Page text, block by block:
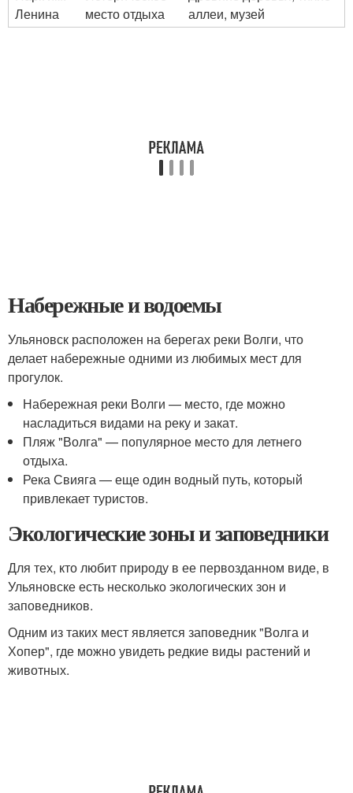
Ленина
место отдыха
аллеи, музей
Набережные и водоемы
Ульяновск расположен на берегах реки Волги, что
делает набережные одними из любимых мест для
прогулок.
Набережная реки Волги — место, где можно
насладиться видами на реку и закат.
Пляж "Волга" — популярное место для летнего
отдыха.
Река Свияга — еще один водный путь, который
привлекает туристов.
Экологические зоны и заповедники
Для тех, кто любит природу в ее первозданном виде, в
Ульяновске есть несколько экологических зон и
заповедников.
Одним из таких мест является заповедник "Волга и
Хопер", где можно увидеть редкие виды растений и
животных.